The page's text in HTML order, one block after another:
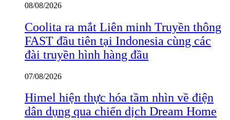
08/08/2026
Coolita ra mắt Liên minh Truyền thông
FAST đầu tiên tại Indonesia cùng các
đài truyền hình hàng đầu
07/08/2026
Himel hiện thực hóa tầm nhìn về điện
dân dụng qua chiến dịch Dream Home